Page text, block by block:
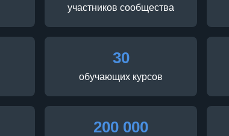
участников сообщества
30
обучающих курсов
200 000